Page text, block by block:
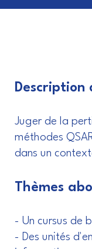
Juger de la
méthodes
dans un
Thèmes
- Un cursus de
- Des unités